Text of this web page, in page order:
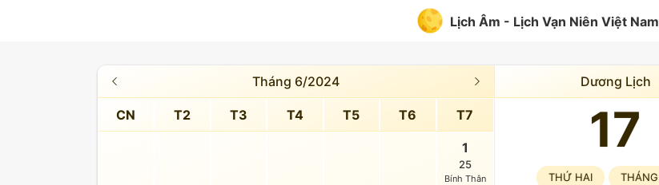
Lịch Âm - Lịch Vạn Niên Việt Nam
Tháng 6/2024
CN T2 T3 T4 T5 T6 T7
1
25
Bính Thân
Dương Lịch
17
THỨ HAI